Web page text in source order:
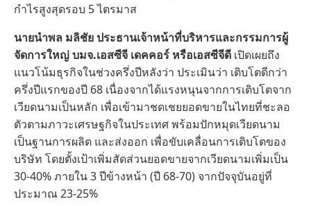
กำไรสูงสุดรอบ 5 ไตรมาส
นายนำพล มลิชัย ประธานเจ้าหน้าที่บริหารและกรรมการผู้
จัดการใหญ่ บมจ.เอสซีจี เดคคอร์ หรือเอสซีจีดี เปิดเผยถึง
แนวโน้มธุรกิจในช่วงครึ่งปีหลังว่า ประเมินว่า เติบโตดีกว่า
ครึ่งปีแรกของปี 68 เนื่องจากได้แรงหนุนจากการเติบโตจาก
เวียดนามเป็นหลัก เพื่อเข้ามาชดเชยยอดขายในไทยที่ชะลอ
ตัวตามภาวะเศรษฐกิจในประเทศ พร้อมปักหมุดเวียดนาม
เป็นฐานการผลิต และส่งออก เพื่อขับเคลื่อนการเติบโตของ
บริษัท โดยตั้งเป้าเพิ่มสัดส่วนยอดขายจากเวียดนามเพิ่มเป็น
30-40% ภายใน 3 ปีข้างหน้า (ปี 68-70) จากปัจจุบันอยู่ที่
ประมาณ 23-25%